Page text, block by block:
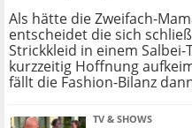
Als hätte die Zweifach-
entscheidet die sich
Strickkleid in einem
kurzzeitig Hoffnung
fällt die Fashion-Bilanz
TV & SHOWS